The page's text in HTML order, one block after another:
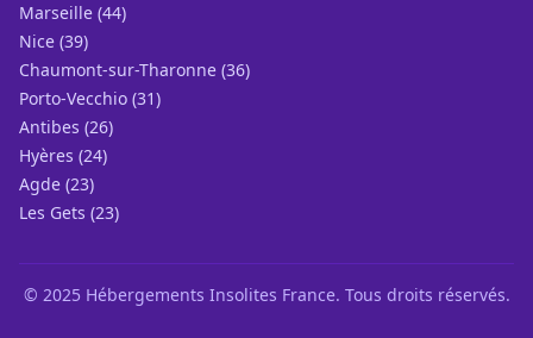
Marseille (44)
Nice (39)
Chaumont-sur-Tharonne (36)
Porto-Vecchio (31)
Antibes (26)
Hyères (24)
Agde (23)
Les Gets (23)
© 2025 Hébergements Insolites France. Tous droits réservés.